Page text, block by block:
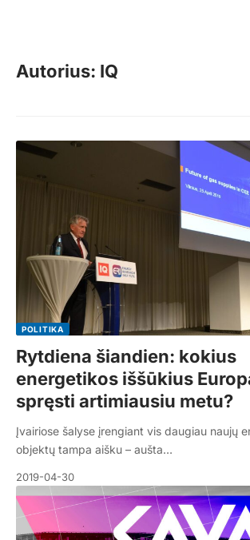
Autorius: IQ
POLITIKA
Rytdiena šiandien: kokius
energetikos iššūkius
spręsti artimiausiu metu?
Įvairiose šalyse įrengiant vis daugiau naujų
objektų tampa aišku – aušta…
2019-04-30